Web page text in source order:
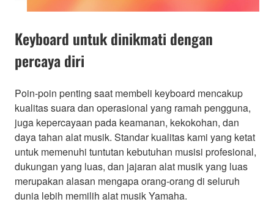
Keyboard untuk dinikmati dengan
percaya diri
Poin-poin penting saat membeli keyboard mencakup
kualitas suara dan operasional yang ramah pengguna,
juga kepercayaan pada keamanan, kekokohan, dan
daya tahan alat musik. Standar kualitas kami yang ketat
untuk memenuhi tuntutan kebutuhan musisi profesional,
dukungan yang luas, dan jajaran alat musik yang luas
merupakan alasan mengapa orang-orang di seluruh
dunia lebih memilih alat musik Yamaha.